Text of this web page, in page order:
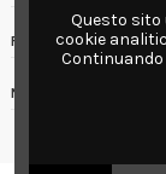
Follow us
Newsletter
Questo sito
cookie
Continuando